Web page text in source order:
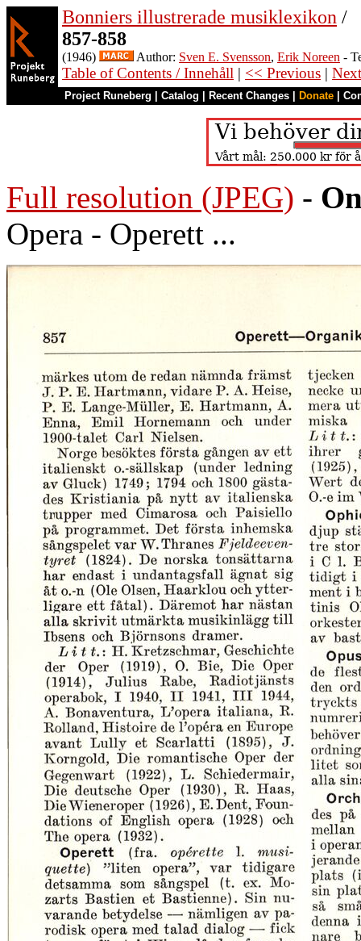
Bonniers illustrerade musiklexikon /
857-858
(1946) Author: Sven E. Svensson, Erik Noreen -
Table of Contents / Innehåll | << Previous |
Project Runeberg Catalog Recent Changes Donate
Full resolution (JPEG) -
Opera - Operett ...